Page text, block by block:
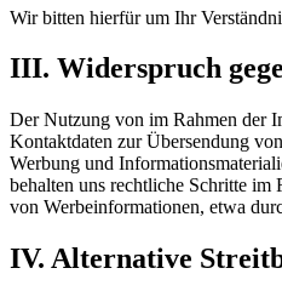
Wir bitten hierfür um Ihr
III. Widerspruch
Der Nutzung von im Rahmen der
Kontaktdaten zur Übersendung
Werbung und
behalten uns rechtliche Schritte im
von Werbeinformationen, etwa
IV. Alternative